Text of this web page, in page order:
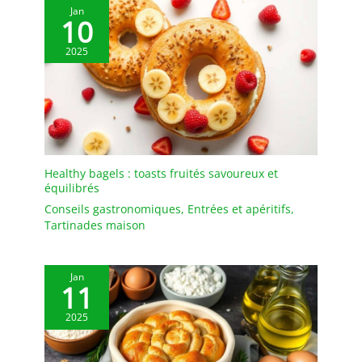
durabilité qui peut bien
résister au micro-ondes,
four, réfrigérateur et
lave-vaisselle, sain et
robuste pour une
utilisation à long terme
Fabrication exquise :
bords arrondis lisses
sans rugueux pour une
prise en main
design large et peu
augmente la friction pour
éviter de glisser sur la
table. L'apparence simple
et intemporelle s'accorde
bien avec votre vaisselle
existante et élève les
Jan
10
2025
Healthy bagels : toasts fruités savoureux et
équilibrés
Conseils gastronomiques, Entrées et apéritifs,
Tartinades maison
Jan
11
2025